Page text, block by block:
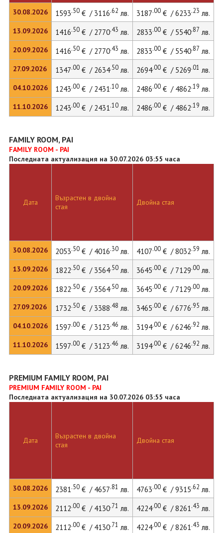
30.08.2026
13.09.2026
20.09.2026
27.09.2026
04.10.2026
11.10.2026
1593.50€ / 3116.62 лв. 3187.00€ / 6233.23 лв.
1416.50€ / 2770.43 лв. 2833.00€ / 5540.87 лв.
1416.50€ / 2770.43 лв. 2833.00€ / 5540.87 лв.
1347.00€ / 2634.50лв. 2694.00€ / 5269.01 лв.
1243.00€ / 2431.10лв. 2486.00€ / 4862.19 лв.
1243.00€ / 2431.10лв. 2486.00€ / 4862.19 лв.
FAMILY ROOM, PAI
FAMILY ROOM - PAI
Последната актуализация на 30.07.2026 03:55 часа
Дата
30.08.2026
13.09.2026
20.09.2026
27.09.2026
04.10.2026
11.10.2026
Възрастен в двойна
стая
Двойна стая
2053.50€ / 4016.30лв. 4107.00€ / 8032.59 лв.
1822.50€ / 3564.50лв. 3645.00€ / 7129.00лв.
1822.50€ / 3564.50лв. 3645.00€ / 7129.00лв.
1732.50€ / 3388.48 лв. 3465.00€ / 6776.95 лв.
1597.00€ / 3123.46 лв. 3194.00€ / 6246.92 лв.
1597.00€ / 3123.46 лв. 3194.00€ / 6246.92 лв.
PREMIUM FAMILY ROOM, PAI
PREMIUM FAMILY ROOM - PAI
Последната актуализация на 30.07.2026 03:55 часа
Дата
30.08.2026
13.09.2026
20.09.2026
Възрастен в двойна
стая
Двойна стая
2381.50€ / 4657.81 лв. 4763.00€ / 9315.62 лв.
2112.00€ / 4130.71 лв. 4224.00€ / 8261.43 лв.
2112.00€ / 4130.71 лв. 4224.00€ / 8261.43 лв.